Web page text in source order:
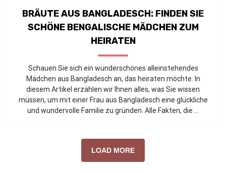
BRÄUTE AUS BANGLADESCH: FINDEN SIE
SCHÖNE BENGALISCHE MÄDCHEN ZUM
HEIRATEN
Schauen Sie sich ein wunderschönes alleinstehendes
Mädchen aus Bangladesch an, das heiraten möchte. In
diesem Artikel erzählen wir Ihnen alles, was Sie wissen
müssen, um mit einer Frau aus Bangladesch eine glückliche
und wundervolle Familie zu gründen. Alle Fakten, die ...
LOAD MORE